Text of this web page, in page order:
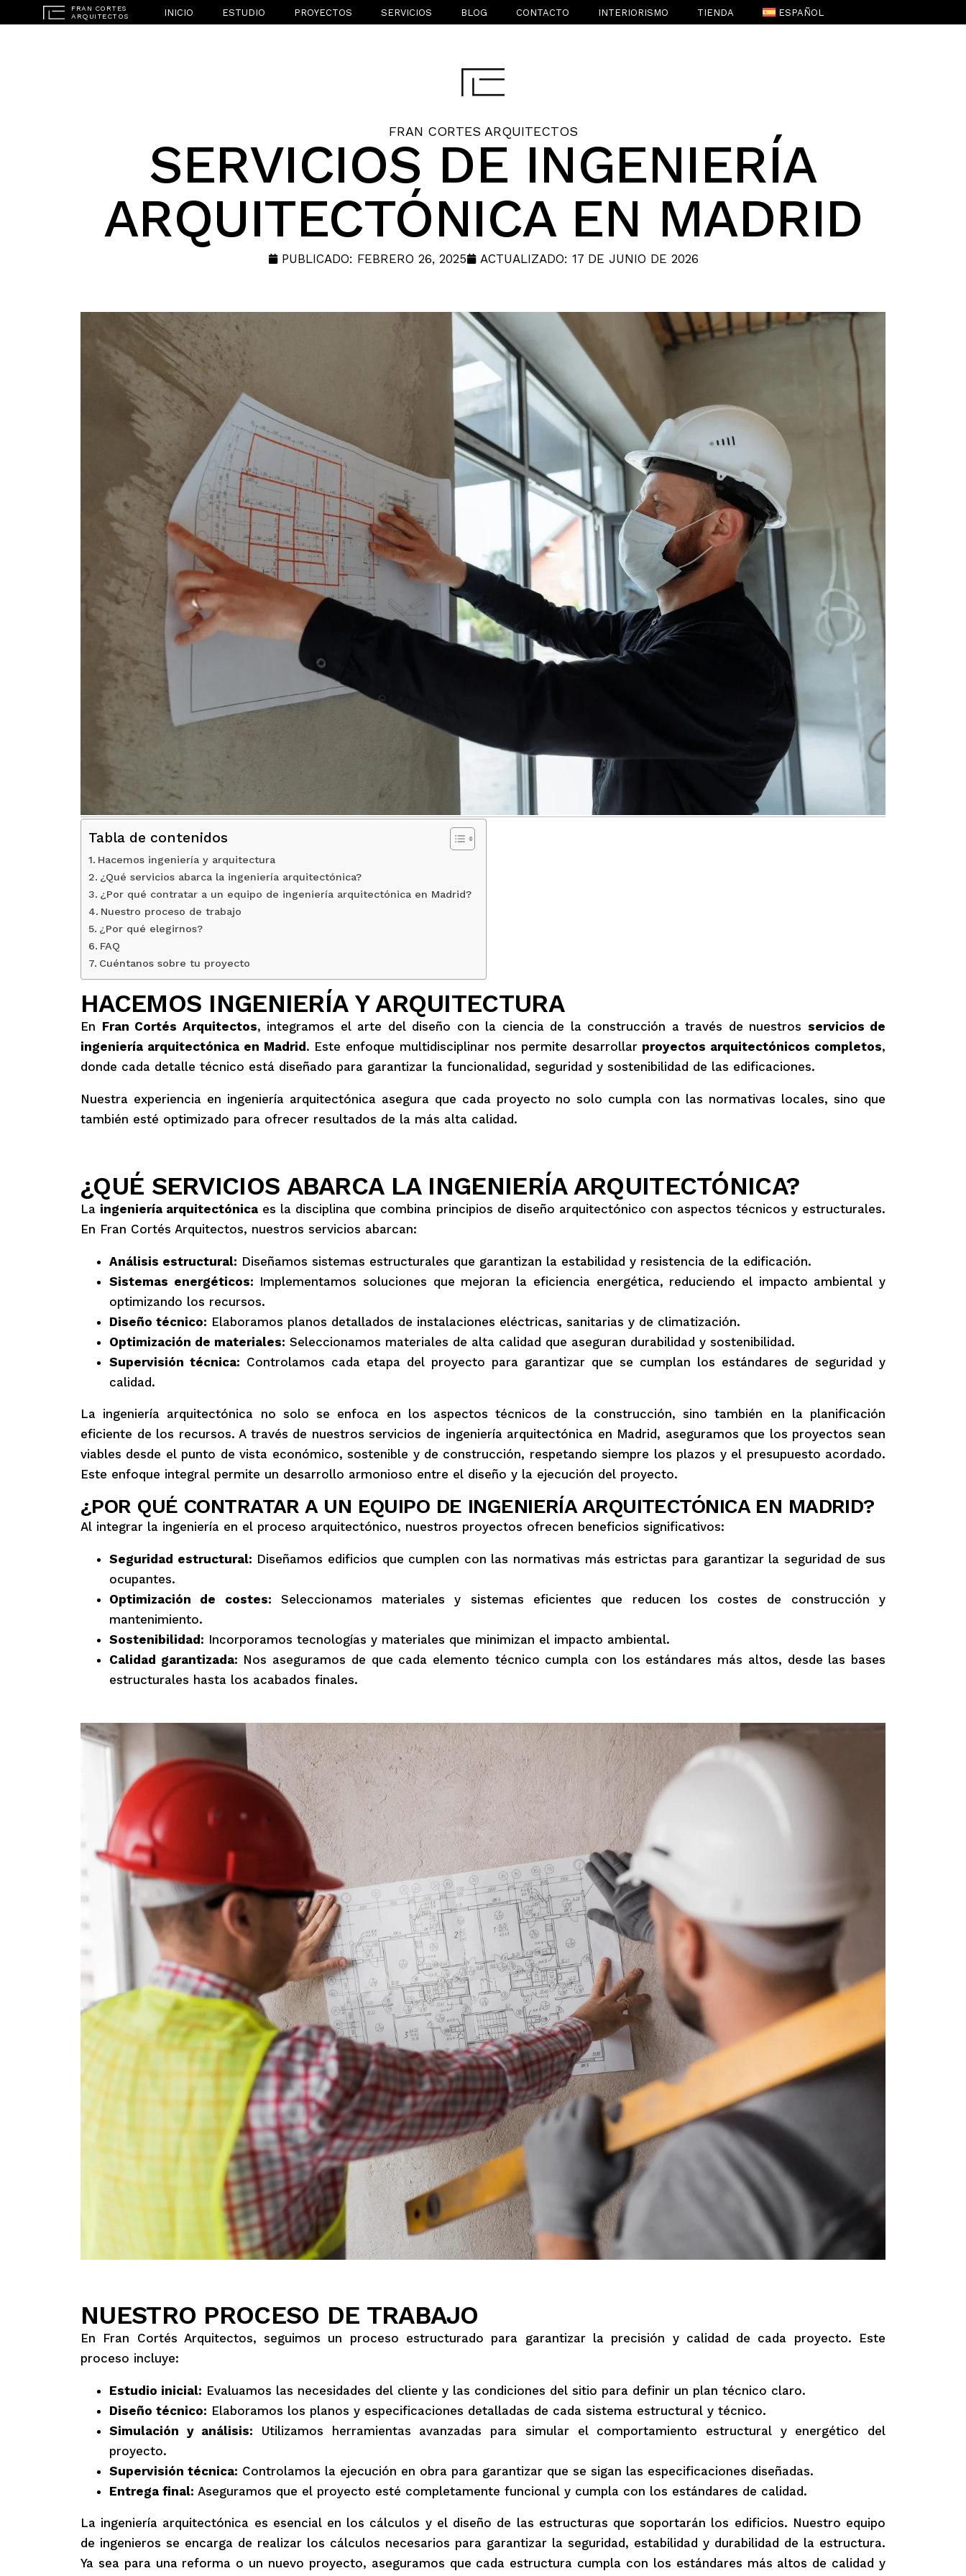
INICIO ESTUDIO PROYECTOS SERVICIOS BLOG CONTACTO INTERIORISMO TIENDA ESPAÑOL
FRAN CORTES ARQUITECTOS
SERVICIOS DE INGENIERÍA
ARQUITECTÓNICA EN MADRID
PUBLICADO: FEBRERO 26, 2025 ACTUALIZADO: 17 DE JUNIO DE 2026
Tabla de contenidos
Hacemos ingeniería y arquitectura
¿Qué servicios abarca la ingeniería arquitectónica?
¿Por qué contratar a un equipo de ingeniería arquitectónica en Madrid?
Nuestro proceso de trabajo
¿Por qué elegirnos?
FAQ
Cuéntanos sobre tu proyecto
HACEMOS INGENIERÍA Y ARQUITECTURA
En Fran Cortés Arquitectos, integramos el arte del diseño con la ciencia de la construcción a través de nuestros servicios de
ingeniería arquitectónica en Madrid . Este enfoque multidisciplinar nos permite desarrollar proyectos arquitectónicos completos,
donde cada detalle técnico está diseñado para garantizar la funcionalidad, seguridad y sostenibilidad de las edificaciones.
Nuestra experiencia en ingeniería arquitectónica asegura que cada proyecto no solo cumpla con las normativas locales, sino que
también esté optimizado para ofrecer resultados de la más alta calidad.
¿QUÉ SERVICIOS ABARCA LA INGENIERÍA ARQUITECTÓNICA?
La ingeniería arquitectónica es la disciplina que combina principios de diseño arquitectónico con aspectos técnicos y estructurales.
En Fran Cortés Arquitectos, nuestros servicios abarcan:
Análisis estructural: Diseñamos sistemas estructurales que garantizan la estabilidad y resistencia de la edificación.
Sistemas energéticos: Implementamos soluciones que mejoran la eficiencia energética, reduciendo el impacto ambiental y
optimizando los recursos.
Diseño técnico: Elaboramos planos detallados de instalaciones eléctricas, sanitarias y de climatización.
Optimización de materiales: Seleccionamos materiales de alta calidad que aseguran durabilidad y sostenibilidad.
Supervisión técnica: Controlamos cada etapa del proyecto para garantizar que se cumplan los estándares de seguridad y
calidad.
La ingeniería arquitectónica no solo se enfoca en los aspectos técnicos de la construcción, sino también en la planificación
eficiente de los recursos. A través de nuestros servicios de ingeniería arquitectónica en Madrid, aseguramos que los proyectos sean
viables desde el punto de vista económico, sostenible y de construcción, respetando siempre los plazos y el presupuesto acordado.
Este enfoque integral permite un desarrollo armonioso entre el diseño y la ejecución del proyecto.
¿POR QUÉ CONTRATAR A UN EQUIPO DE INGENIERÍA ARQUITECTÓNICA EN MADRID?
Al integrar la ingeniería en el proceso arquitectónico, nuestros proyectos ofrecen beneficios significativos:
Seguridad estructural: Diseñamos edificios que cumplen con las normativas más estrictas para garantizar la seguridad de sus
ocupantes.
Optimización de costes: Seleccionamos materiales y sistemas eficientes que reducen los costes de construcción y
mantenimiento.
Sostenibilidad: Incorporamos tecnologías y materiales que minimizan el impacto ambiental.
Calidad garantizada: Nos aseguramos de que cada elemento técnico cumpla con los estándares más altos, desde las bases
estructurales hasta los acabados finales.
NUESTRO PROCESO DE TRABAJO
En Fran Cortés Arquitectos, seguimos un proceso estructurado para garantizar la precisión y calidad de cada proyecto. Este
proceso incluye:
Estudio inicial: Evaluamos las necesidades del cliente y las condiciones del sitio para definir un plan técnico claro.
Diseño técnico: Elaboramos los planos y especificaciones detalladas de cada sistema estructural y técnico.
Simulación y análisis: Utilizamos herramientas avanzadas para simular el comportamiento estructural y energético del
proyecto.
Supervisión técnica: Controlamos la ejecución en obra para garantizar que se sigan las especificaciones diseñadas.
Entrega final: Aseguramos que el proyecto esté completamente funcional y cumpla con los estándares de calidad.
La ingeniería arquitectónica es esencial en los cálculos y el diseño de las estructuras que soportarán los edificios. Nuestro equipo
de ingenieros se encarga de realizar los cálculos necesarios para garantizar la seguridad, estabilidad y durabilidad de la estructura.
Ya sea para una reforma o un nuevo proyecto, aseguramos que cada estructura cumpla con los estándares más altos de calidad y